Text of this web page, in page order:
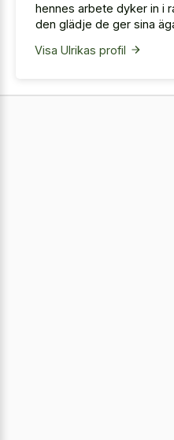
hennes arbete dyker in i
den glädje de ger sina
Visa Ulrikas profil